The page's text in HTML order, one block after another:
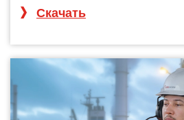
Скачать